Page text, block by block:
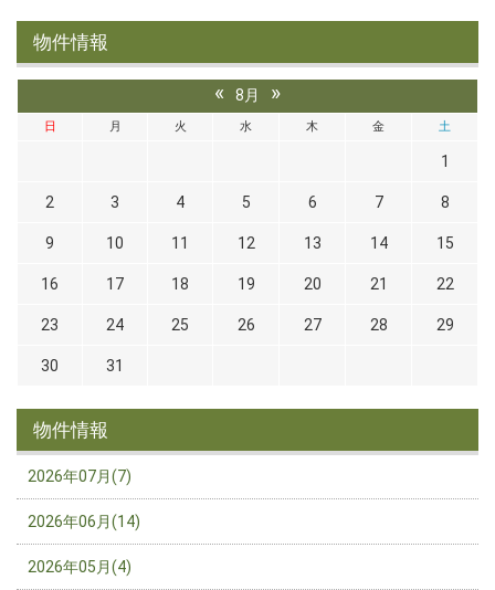
物件情報
« 8月 »
日 月 火 水 木 金 土
1
2 3 4 5 6 7 8
9 10 11 12 13 14 15
16 17 18 19 20 21 22
23 24 25 26 27 28 29
30 31
物件情報
2026年07月(7)
2026年06月(14)
2026年05月(4)